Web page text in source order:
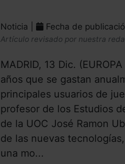
Noticia | Fecha de
Artículo revisado por nuestra
MADRID, 13 Dic.
años que se gastan
principales usuarios de
profesor de los Estudios
de la UOC José Ramon
de las nuevas
una mo...